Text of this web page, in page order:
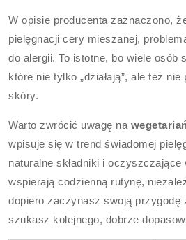
W opisie producenta zaznaczono,
pielęgnacji cery mieszanej,
do alergii. To istotne, bo wiele osób
które nie tylko „działają”, ale też
skóry.
Warto zwrócić uwagę na
wpisuje się w trend świadomej
naturalne składniki i oczyszczające
wspierają codzienną rutynę,
dopiero zaczynasz swoją przygodę
szukasz kolejnego, dobrze